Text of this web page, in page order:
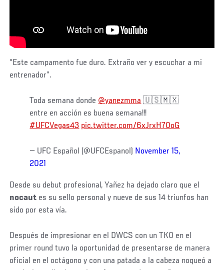
“Este campamento fue duro. Extraño ver y escuchar a mi
entrenador”.
Toda semana donde @yanezmma 🇺🇸🇲🇽
entre en acción es buena semana!!!
#UFCVegas43 pic.twitter.com/6xJrxH70oG
— UFC Español (@UFCEspanol) November 15,
2021
Desde su debut profesional, Yañez ha dejado claro que el
nocaut es su sello personal y nueve de sus 14 triunfos han
sido por esta vía.
Después de impresionar en el DWCS con un TKO en el
primer round tuvo la oportunidad de presentarse de manera
oficial en el octágono y con una patada a la cabeza noqueó a